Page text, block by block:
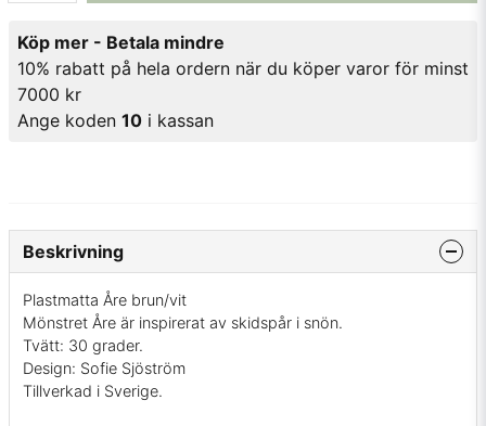
Köp mer - Betala mindre
10% rabatt på hela ordern när du köper varor för minst
7000 kr
Ange koden 10 i kassan
Beskrivning
Plastmatta Åre brun/vit
Mönstret Åre är inspirerat av skidspår i snön.
Tvätt: 30 grader.
Design: Sofie Sjöström
Tillverkad i Sverige.